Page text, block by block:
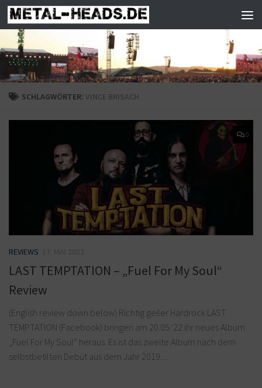
Zum Inhalt springen
SCHLAGWÖRTER: VINCE BRISACH
0
REVIEWS
LAST TEMPTATION – „Fuel For My Soul“
Review
(English review down below) Richtig geiler Hardrock LAST
TEMPTATION (Facebook) bringen am 20.05.’22 ihr neues Album
„Fuel For My Soul“ heraus. Es ist das zweite Album nach dem
selbstbetilten Debüt aus dem Jahr 2019....